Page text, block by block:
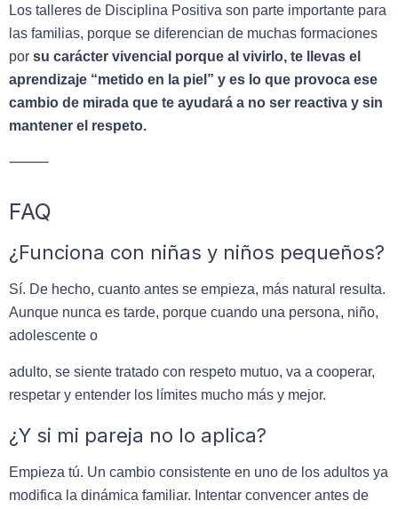
Los talleres de Disciplina Positiva son parte importante para
las familias, porque se diferencian de muchas formaciones
por su carácter vivencial porque al vivirlo, te llevas el
aprendizaje “metido en la piel” y es lo que provoca ese
cambio de mirada que te ayudará a no ser reactiva y sin
mantener el respeto.
⸻
FAQ
¿Funciona con niñas y niños pequeños?
Sí. De hecho, cuanto antes se empieza, más natural resulta.
Aunque nunca es tarde, porque cuando una persona, niño,
adolescente o
adulto, se siente tratado con respeto mutuo, va a cooperar,
respetar y entender los límites mucho más y mejor.
¿Y si mi pareja no lo aplica?
Empieza tú. Un cambio consistente en uno de los adultos ya
modifica la dinámica familiar. Intentar convencer antes de